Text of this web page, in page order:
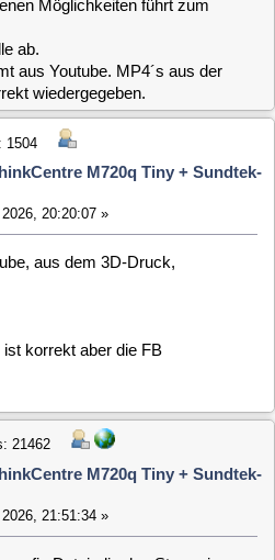
MP4´s aus der
M720q Tiny + Sundtek-
dem 3D-Druck,
M720q Tiny + Sundtek-
»
Datei, die den Streaming
av1 Videos zu
sondern zuvor herunter
was dann zum